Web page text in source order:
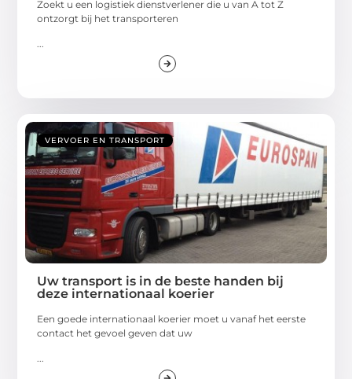
Zoekt u een logistiek dienstverlener die u van A tot Z
ontzorgt bij het transporteren
...
VERVOER EN TRANSPORT
Uw transport is in de beste handen bij
deze internationaal koerier
Een goede internationaal koerier moet u vanaf het eerste
contact het gevoel geven dat uw
...